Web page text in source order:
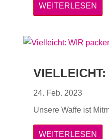
WEITERLESEN
24. Feb. 2023
Unsere Waffe ist
WEITERLESEN